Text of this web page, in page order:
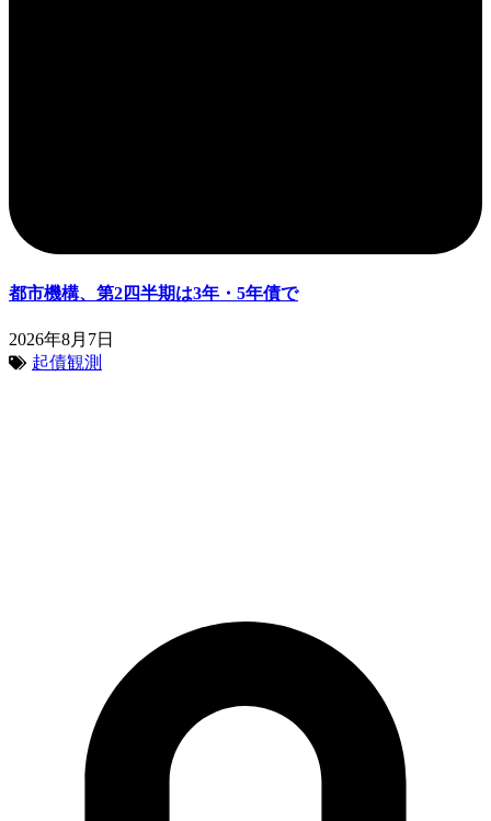
都市機構、第2四半期は3年・5年債で
2026年8月7日
起債観測